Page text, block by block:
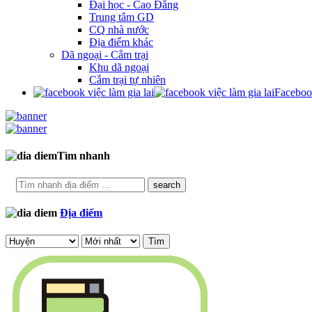
Đại học - Cao Đẳng
Trung tâm GD
CQ nhà nước
Địa điểm khác
Dã ngoại - Cắm trại
Khu dã ngoại
Cắm trại tự nhiên
Tìm nhanh
search
Địa điểm
Tìm